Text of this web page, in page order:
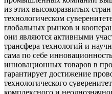
из этих высокоразвитых
технологическом
глобальных рынков и
они являются активными
трансфера технологий и
сама по себе
инновационных товаров в
гарантирует достижение
технологического